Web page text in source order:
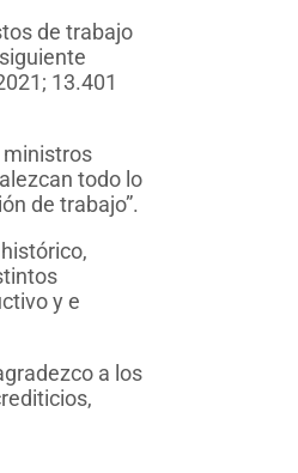
de trabajo
13.401
ministros
todo lo
de trabajo”.
y e
a los